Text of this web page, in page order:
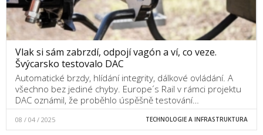
Vlak si sám zabrzdí, odpojí vagón a ví, co veze.
Švýcarsko testovalo DAC
Automatické brzdy, hlídání integrity, dálkové ovládání. A
všechno bez jediné chyby. Europe´s Rail v rámci projektu
DAC oznámil, že proběhlo úspěšně testování…
08 / 04 / 2025 TECHNOLOGIE A INFRASTRUKTURA